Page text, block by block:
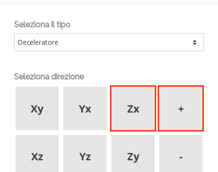
Seleziona il tipo
Seleziona direzione
Xy Yx Zx +
Xz Yz Zy -